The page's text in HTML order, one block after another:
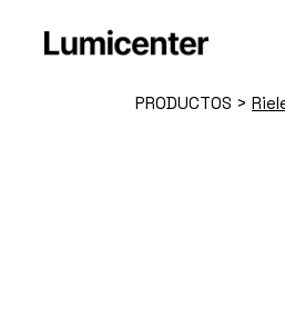
content
PRODUCTOS >